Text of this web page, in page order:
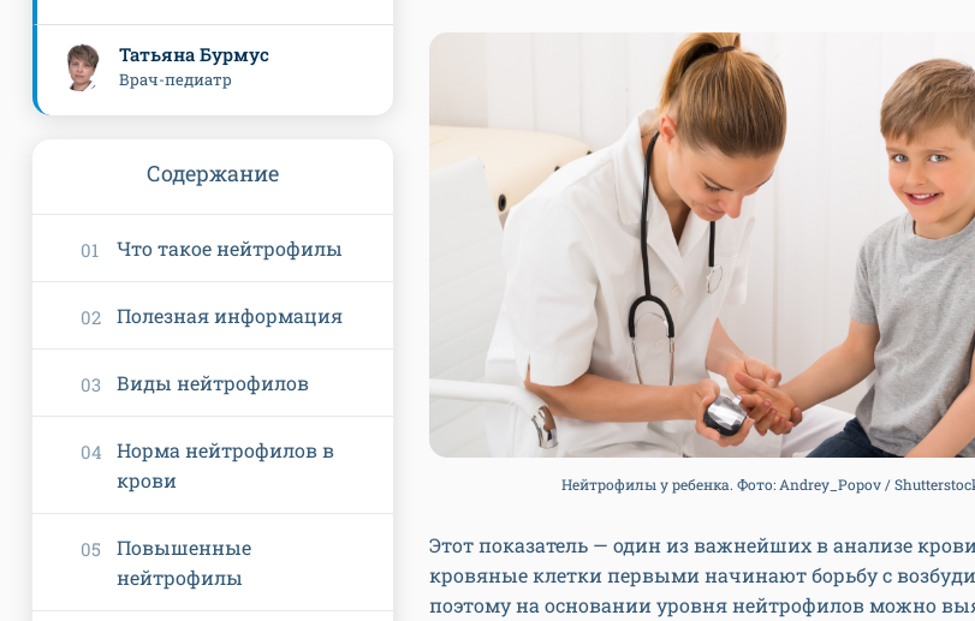
Нейтрофилы у ребенка. Фото: Andrey_Popov /
Этот показатель — один из важнейших в анализе
кровяные клетки первыми начинают борьбу с
поэтому на основании уровня нейтрофилов можно
Татьяна Бурмус
Врач-педиатр
Содержание
Что такое нейтрофилы
Полезная информация
Виды нейтрофилов
Норма нейтрофилов в
крови
Повышенные
нейтрофилы